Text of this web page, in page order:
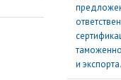
и экспорта.